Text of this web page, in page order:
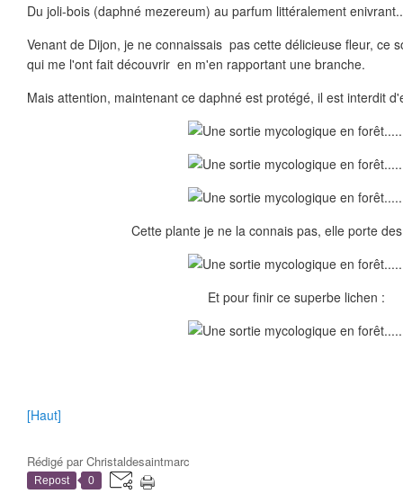
Du joli-bois (daphné mezereum) au parfum littéralement
Venant de Dijon, je ne connaissais pas cette délicieuse fleur, ce
qui me l'ont fait découvrir en m'en rapportant une branche.
Mais attention, maintenant ce daphné est protégé, il est interdit
Cette plante je ne la connais pas, elle porte
Et pour finir ce superbe lichen :
[Haut]
Rédigé parChristaldesaintmarc
Repost 0